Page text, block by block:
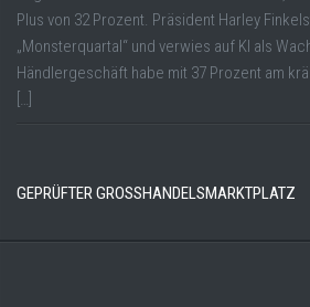
Plus von 32 Prozent. Präsident Harley
„Monsterquartal“ und verwies auf KI als
Händlergeschäft habe mit 37 Prozent am
[…]
GEPRÜFTER GROSSHANDELSMARKTPLATZ